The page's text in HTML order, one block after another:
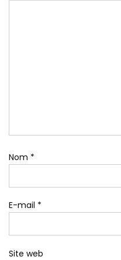
Nom *
E-mail *
Site web